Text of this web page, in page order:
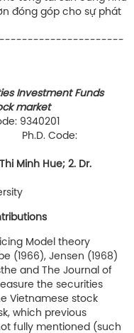
đóng góp cho sự phát
Investment Funds
market
9340201
Ph.D. Code:
Minh Hue; 2. Dr.
Model theory
(1966), Jensen (1968)
and The Journal of
the securities
Vietnamese stock
which previous
fully mentioned (such